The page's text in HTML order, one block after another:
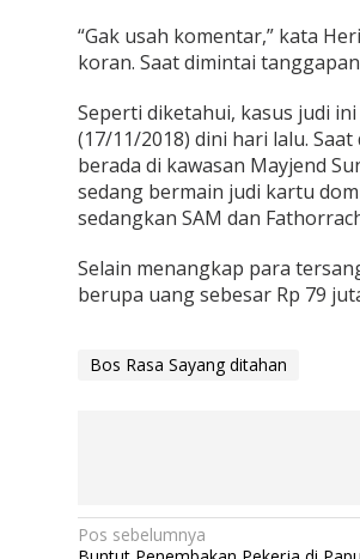
“Gak usah komentar,” kata
koran. Saat dimintai
Seperti diketahui, kasus judi
(17/11/2018) dini hari lalu.
berada di kawasan Mayjend
sedang bermain judi kartu
sedangkan SAM dan
Selain menangkap para
berupa uang sebesar Rp 79
Bos Rasa Sayang ditahan
N
Pos sebelumnya